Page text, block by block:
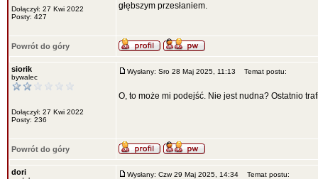
Dołączył: 27 Kwi 2022
Posty: 427
głębszym przesłaniem.
Powrót do góry
siorik
bywalec
Dołączył: 27 Kwi 2022
Posty: 236
Wysłany: Sro 28 Maj 2025, 11:13 Temat postu:
O, to może mi podejść. Nie jest nudna? Ostatnio
Powrót do góry
dori Wysłany: Czw 29 Maj 2025, 14:34 Temat postu: